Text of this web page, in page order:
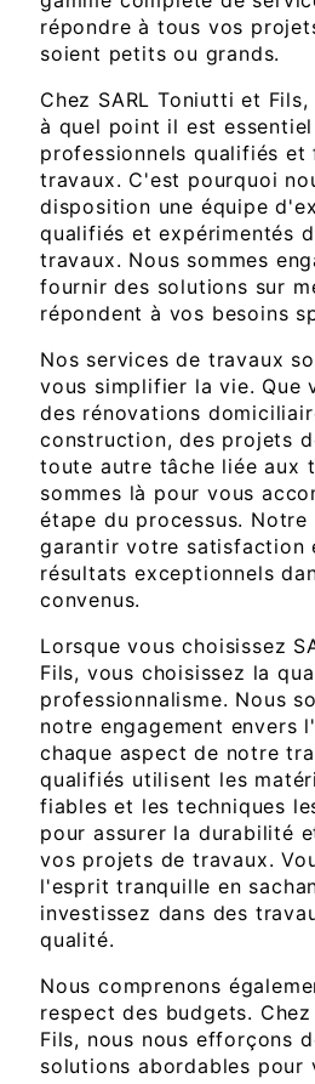
répondre à tous vos
soient petits ou grands.
Chez SARL Toniutti et
à quel point il est
professionnels qualifiés et
travaux. C'est pourquoi
disposition une équipe
qualifiés et expérimentés
travaux. Nous sommes
fournir des solutions sur
répondent à vos besoins
Nos services de travaux
vous simplifier la vie. Que
des rénovations
construction, des projets
toute autre tâche liée aux
sommes là pour vous
étape du processus.
garantir votre satisfaction
résultats exceptionnels
convenus.
Lorsque vous choisissez
Fils, vous choisissez la
professionnalisme. Nous
notre engagement envers
chaque aspect de notre
qualifiés utilisent les
fiables et les techniques
pour assurer la durabilité
vos projets de travaux.
l'esprit tranquille en
investissez dans des
qualité.
Nous comprenons
respect des budgets.
Fils, nous nous efforçons
solutions abordables pour